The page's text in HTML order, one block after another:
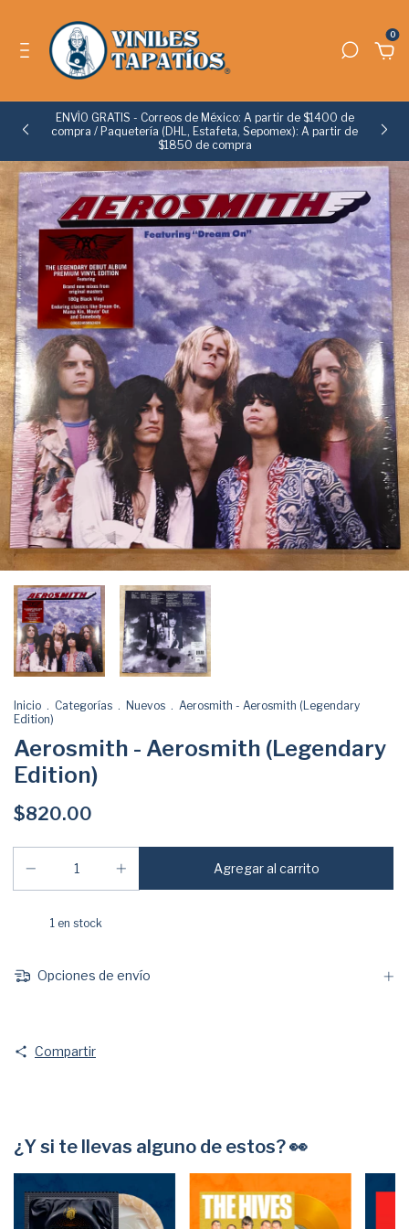
0
ENVÍO GRATIS - Correos de México: A partir de $1400 de
compra / Paquetería (DHL, Estafeta, Sepomex): A partir de
$1850 de compra
Inicio . Categorías . Nuevos . Aerosmith - Aerosmith (Legendary
Edition)
Aerosmith - Aerosmith (Legendary
Edition)
$820.00
1 en stock
Opciones de envío
Compartir
¿Y si te llevas alguno de estos? 👀